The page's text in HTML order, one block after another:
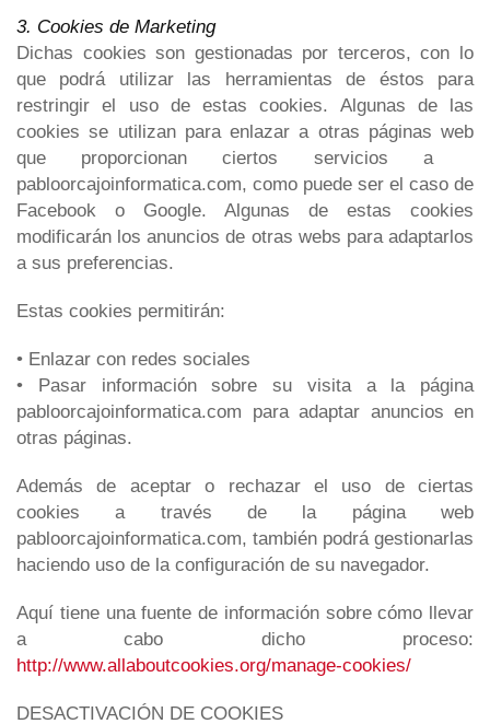
3. Cookies de Marketing
Dichas cookies son gestionadas por terceros, con lo
que podrá utilizar las herramientas de éstos para
restringir el uso de estas cookies. Algunas de las
cookies se utilizan para enlazar a otras páginas web
que proporcionan ciertos servicios a
pabloorcajoinformatica.com, como puede ser el caso de
Facebook o Google. Algunas de estas cookies
modificarán los anuncios de otras webs para adaptarlos
a sus preferencias.
Estas cookies permitirán:
• Enlazar con redes sociales
• Pasar información sobre su visita a la página
pabloorcajoinformatica.com para adaptar anuncios en
otras páginas.
Además de aceptar o rechazar el uso de ciertas
cookies a través de la página web
pabloorcajoinformatica.com, también podrá gestionarlas
haciendo uso de la configuración de su navegador.
Aquí tiene una fuente de información sobre cómo llevar
a cabo dicho proceso:
http://www.allaboutcookies.org/manage-cookies/
DESACTIVACIÓN DE COOKIES